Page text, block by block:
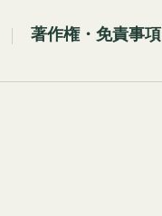
著作権・免責事項